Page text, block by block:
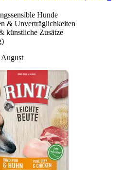
Hunde
& Unverträglichkeiten
künstliche Zusätze